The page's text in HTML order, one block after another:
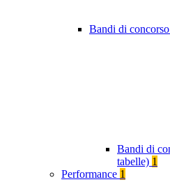
Bandi di concorso
Bandi di
tabelle) 1
Performance 1